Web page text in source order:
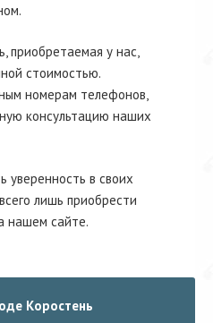
приобретаемая у нас,
стоимостью.
номерам телефонов,
консультацию наших
уверенность в своих
лишь приобрести
нашем сайте.
Коростень